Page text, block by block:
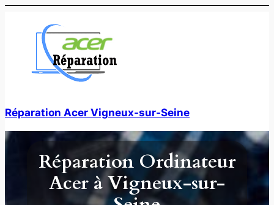
contenu
Réparation Acer Vigneux-sur-Seine
Réparation Ordinateur
Acer à Vigneux-sur-